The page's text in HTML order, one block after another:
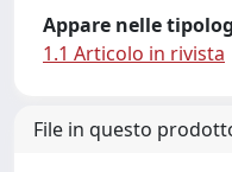
Appare nelle
1.1 Articolo in rivista
File in questo